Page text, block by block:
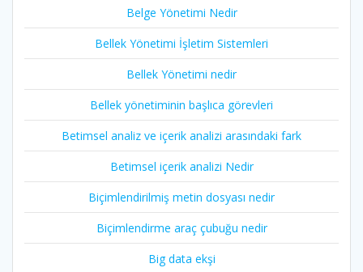
Belge Yönetimi Nedir
Bellek Yönetimi İşletim Sistemleri
Bellek Yönetimi nedir
Bellek yönetiminin başlıca görevleri
Betimsel analiz ve içerik analizi arasındaki fark
Betimsel içerik analizi Nedir
Biçimlendirilmiş metin dosyası nedir
Biçimlendirme araç çubuğu nedir
Big data ekşi